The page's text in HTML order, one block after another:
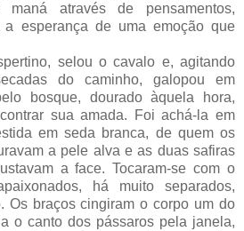
através de pensamentos,
a esperança de uma emoção que
selou o cavalo e, agitando
do caminho, galopou em
bosque, dourado àquela hora,
sua amada. Foi achá-la em
em seda branca, de quem os
a pele alva e as duas safiras
a face. Tocaram-se com o
há muito separados,
Os braços cingiram o corpo um do
o canto dos pássaros pela janela,